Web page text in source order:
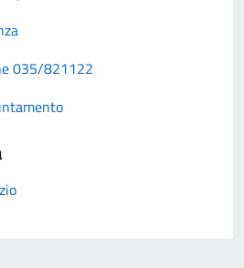
035/821122